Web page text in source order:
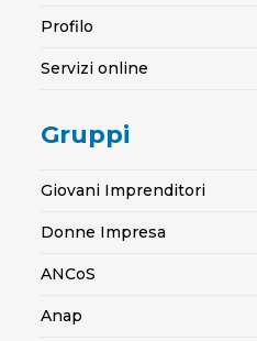
Profilo
Servizi online
Gruppi
Giovani Imprenditori
Donne Impresa
ANCoS
Anap